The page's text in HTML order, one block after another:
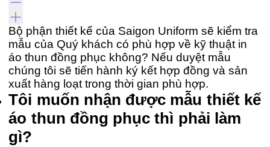
Bộ phận thiết kế của Saigon Uniform sẽ kiểm tra
mẫu của Quý khách có phù hợp về kỹ thuật in
áo thun đồng phục không? Nếu duyệt mẫu
chúng tôi sẽ tiến hành ký kết hợp đồng và sản
xuất hàng loạt trong thời gian phù hợp.
Tôi muốn nhận được mẫu thiết kế
áo thun đồng phục thì phải làm
gì?